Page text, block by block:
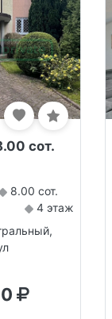
сот.
8.00 сот.
4 этаж